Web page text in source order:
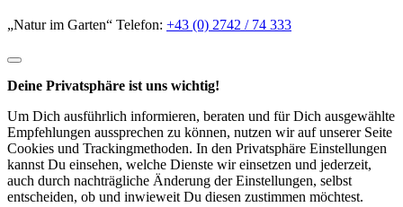
„Natur im Garten“ Telefon: +43 (0) 2742 / 74 333
Deine Privatsphäre ist uns wichtig!
Um Dich ausführlich informieren, beraten und für Dich ausgewählte
Empfehlungen aussprechen zu können, nutzen wir auf unserer Seite
Cookies und Trackingmethoden. In den Privatsphäre Einstellungen
kannst Du einsehen, welche Dienste wir einsetzen und jederzeit,
auch durch nachträgliche Änderung der Einstellungen, selbst
entscheiden, ob und inwieweit Du diesen zustimmen möchtest.